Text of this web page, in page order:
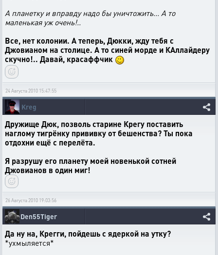
А планетку и вправду надо бы уничтожить... А то
маленькая уж очень!..
Все, нет колонии. А теперь, Дюкки, жду тебя с
Джовианом на столице. А то синей морде и КАллайдеру
скучно!.. Давай, красаффчик
24 Августа 2010 15:47:55
Kreg
Дружище Дюк, позволь старине Крегу поставить
наглому тигрёнку прививку от бешенства? Ты пока
отдохни ещё с перелёта.
Я разрушу его планету моей новенькой сотней
Джовианов в один миг!
26 Августа 2010 19:03:56
Den55Tiger
Да ну на, Крегги, пойдешь с ядеркой на утку?
*ухмыляется*